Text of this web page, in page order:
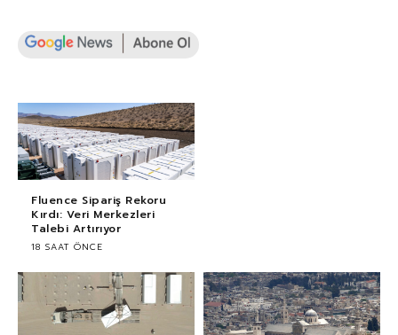
Fluence Sipariş Rekoru
Kırdı: Veri Merkezleri
Talebi Artırıyor
18 SAAT ÖNCE